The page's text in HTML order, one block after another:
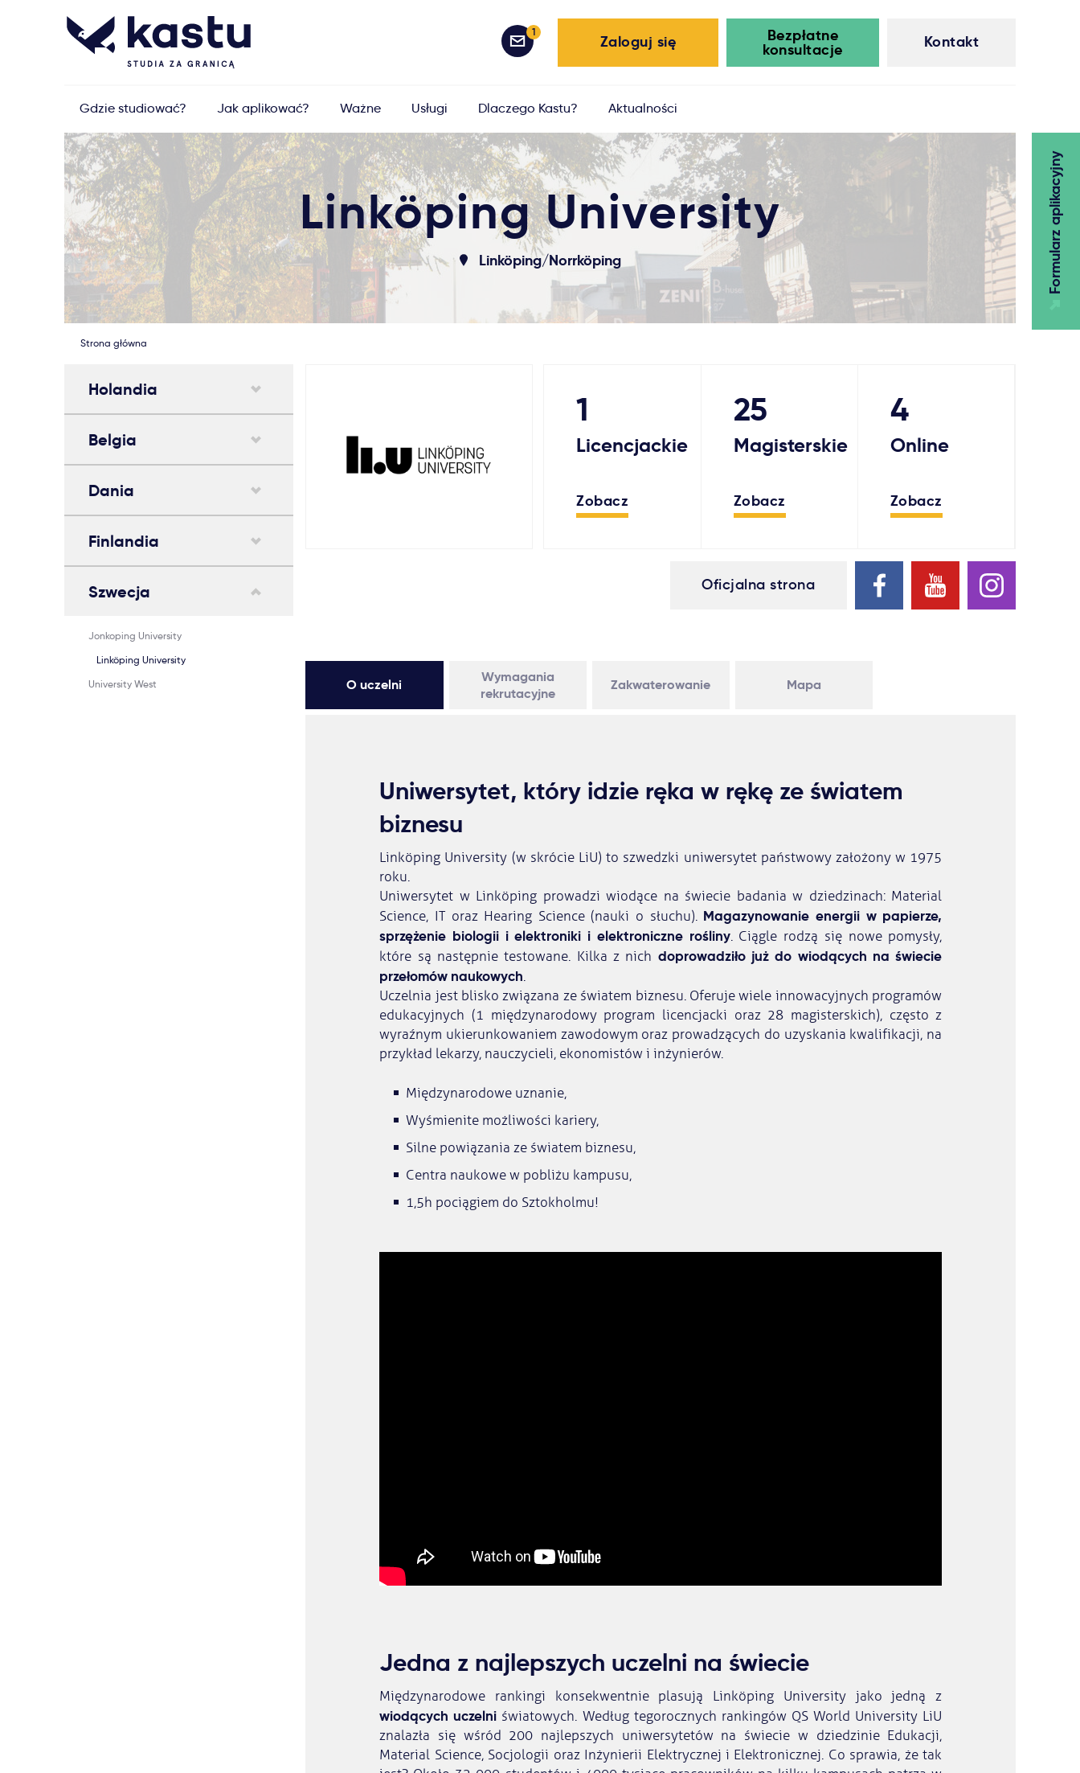
Kontakt
Bezpłatne
konsultacje
Zaloguj się
1
Formularz aplikacyjny
Gdzie studiować? Jak aplikować? Ważne Usługi Dlaczego Kastu? Aktualności
Linköping University
Linköping/Norrköping
Strona główna
Holandia
Belgia
Dania
Finlandia
Szwecja
Jonkoping University
Linköping University
University West
1
Licencjackie
Zobacz
25
Magisterskie
Zobacz
4
Online
Zobacz
Oficjalna strona
O uczelni
Wymagania
rekrutacyjne
Zakwaterowanie Mapa
Uniwersytet, który idzie ręka w rękę ze światem
biznesu
Linköping University (w skrócie LiU) to szwedzki uniwersytet państwowy założony w 1975
roku.
Uniwersytet w Linköping prowadzi wiodące na świecie badania w dziedzinach: Material
Science, IT oraz Hearing Science (nauki o słuchu). Magazynowanie energii w papierze,
sprzężenie biologii i elektroniki i elektroniczne rośliny. Ciągle rodzą się nowe pomysły,
które są następnie testowane. Kilka z nich doprowadziło już do wiodących na świecie
przełomów naukowych.
Uczelnia jest blisko związana ze światem biznesu. Oferuje wiele innowacyjnych programów
edukacyjnych (1 międzynarodowy program licencjacki oraz 28 magisterskich), często z
wyraźnym ukierunkowaniem zawodowym oraz prowadzących do uzyskania kwalifikacji, na
przykład lekarzy, nauczycieli, ekonomistów i inżynierów.
Międzynarodowe uznanie,
Wyśmienite możliwości kariery,
Silne powiązania ze światem biznesu,
Centra naukowe w pobliżu kampusu,
1,5h pociągiem do Sztokholmu!
Jedna z najlepszych uczelni na świecie
Międzynarodowe rankingi konsekwentnie plasują Linköping University jako jedną z
wiodących uczelni światowych. Według tegorocznych rankingów QS World University LiU
znalazła się wśród 200 najlepszych uniwersytetów na świecie w dziedzinie Edukacji,
Material Science, Socjologii oraz Inżynierii Elektrycznej i Elektronicznej. Co sprawia, że tak